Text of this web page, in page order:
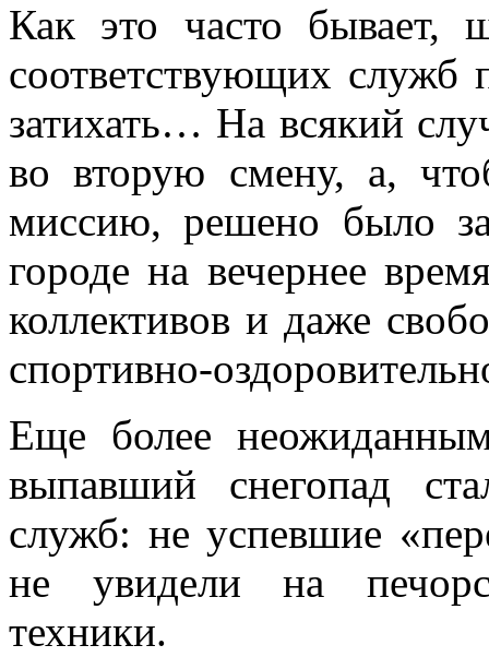
Как это часто бывает,
соответствующих служб
затихать… На всякий
во вторую смену, а,
миссию, решено было
городе на вечернее
коллективов и даже
спортивно-
Еще более
выпавший снегопад
служб: не успевшие
не увидели на
техники.